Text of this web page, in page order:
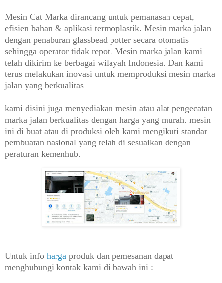
Mesin Cat Marka dirancang untuk pemanasan cepat,
efisien bahan & aplikasi termoplastik. Mesin marka jalan
dengan penaburan glassbead potter secara otomatis
sehingga operator tidak repot. Mesin marka jalan kami
telah dikirim ke berbagai wilayah Indonesia. Dan kami
terus melakukan inovasi untuk memproduksi mesin marka
jalan yang berkualitas
kami disini juga menyediakan mesin atau alat pengecatan
marka jalan berkualitas dengan harga yang murah. mesin
ini di buat atau di produksi oleh kami mengikuti standar
pembuatan nasional yang telah di sesuaikan dengan
peraturan kemenhub.
Untuk info harga produk dan pemesanan dapat
menghubungi kontak kami di bawah ini :